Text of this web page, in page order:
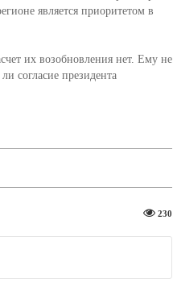
является приоритетом в
их возобновления нет. Ему не
согласие президента
230